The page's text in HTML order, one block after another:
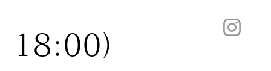
18:00）